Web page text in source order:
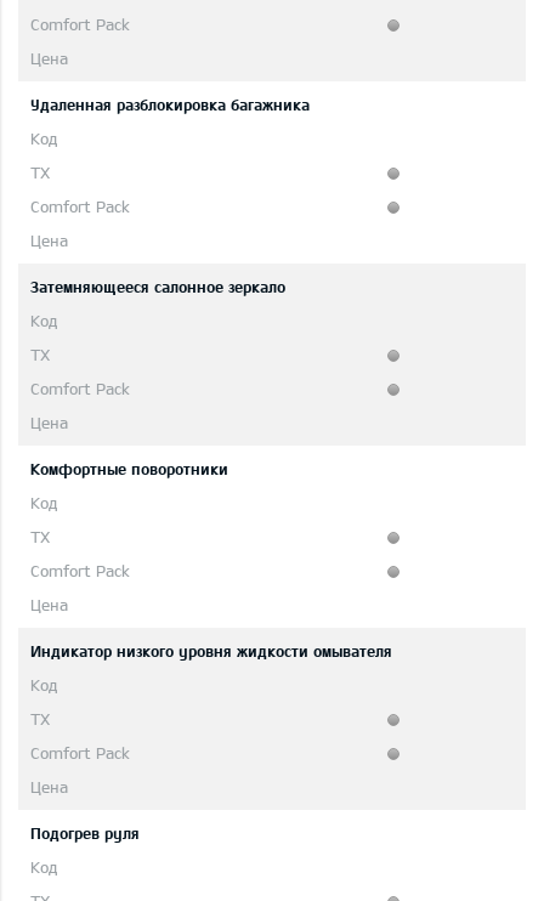
Удаленная разблокировка багажника
Затемняющееся салонное зеркало
Комфортные поворотники
Индикатор низкого уровня жидкости омывателя
Подогрев руля